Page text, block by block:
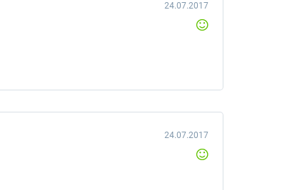
24.07.2017
24.07.2017